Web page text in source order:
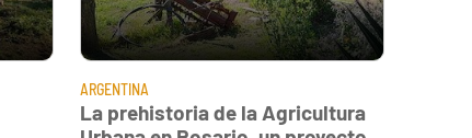
ARGENTINA
La prehistoria de la Agricultura